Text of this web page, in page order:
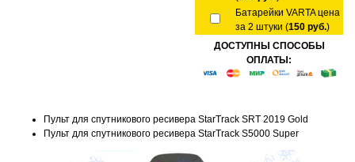
Батарейки VARTA цена
за 2 штуки (150 руб.)
ДОСТУПНЫ СПОСОБЫ
ОПЛАТЫ:
Пульт для спутникового ресивера StarTrack SRT 2019 Gold
Пульт для спутникового ресивера StarTrack S5000 Super